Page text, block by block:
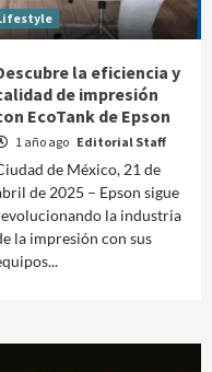
la eficiencia y
de impresión
EcoTank de Epson
1 año ago Editorial Staff
de México, 21 de
de 2025 – Epson sigue
la industria
la impresión con sus